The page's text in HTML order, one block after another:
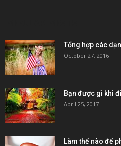
Tổng hợp các
October 27, 2016
Bạn được gì khi
April 25, 2017
Làm thế nào để